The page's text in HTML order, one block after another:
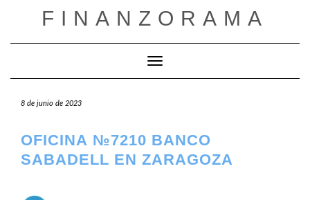
FINANZORAMA
Cambiar modo de navegación
8 de junio de 2023
OFICINA №7210 BANCO
SABADELL EN ZARAGOZA